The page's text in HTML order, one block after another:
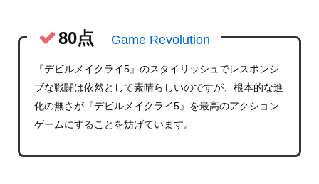
80点 Game Revolution
『デビルメイクライ5』のスタイリッシュでレスポンシ
ブな戦闘は依然として素晴らしいのですが、根本的な進
化の無さが『デビルメイクライ5』を最高のアクション
ゲームにすることを妨げています。